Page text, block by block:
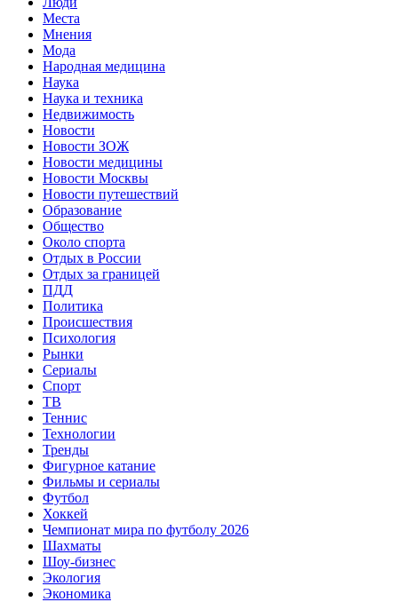
Места
Мнения
Мода
Народная медицина
Наука
Наука и техника
Недвижимость
Новости
Новости ЗОЖ
Новости медицины
Новости Москвы
Новости путешествий
Образование
Общество
Около спорта
Отдых в России
Отдых за границей
ПДД
Политика
Происшествия
Психология
Рынки
Сериалы
Спорт
ТВ
Теннис
Технологии
Тренды
Фигурное катание
Фильмы и сериалы
Футбол
Хоккей
Чемпионат мира по футболу 2026
Шахматы
Шоу-бизнес
Экология
Экономика